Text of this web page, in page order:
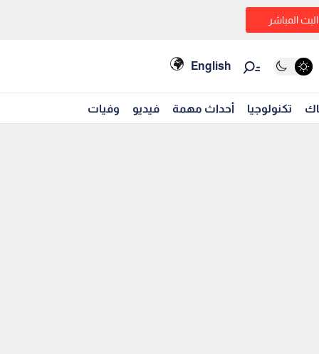
البث المباشر
English
تكنولوجيا أحداث مهمة فيديو وفيات